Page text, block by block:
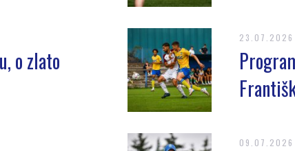
o zlato
23.07.2026
09.07.2026